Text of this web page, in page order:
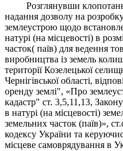
Розглянувши
надання дозволу на
землеустрою щодо
натурі (на місцевості) в
часток( паїв) для ведення
виробництва із земель
території Козелецької
Чернігівської області,
оренду землі", «Про
кадастр" ст. 3,5,11,13,
в натурі (на місцевості)
земельних часток (паїв)»,
кодексу України та
місцеве самоврядування в